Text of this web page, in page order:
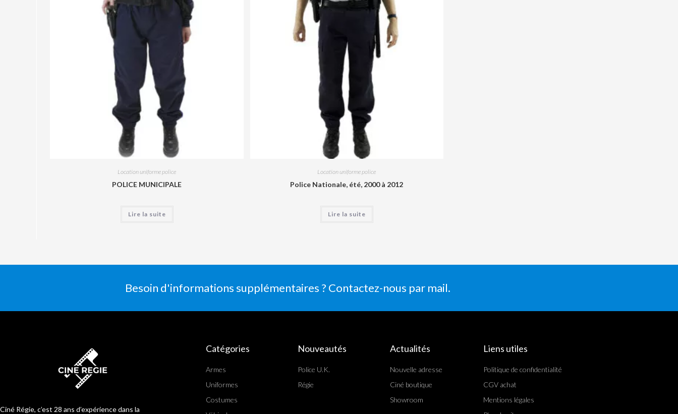
Location uniforme police
POLICE MUNICIPALE
Lire la suite
Location uniforme police
Police Nationale, été, 2000 à 2012
Lire la suite
Besoin d'informations supplémentaires ? Contactez-nous par mail.
Ciné Régie, c’est 28 ans d’expérience dans la
Catégories
Armes
Uniformes
Costumes
Nouveautés
Police U.K.
Régie
Actualités
Nouvelle adresse
Ciné boutique
Showroom
Liens utiles
Politique de confidentialité
CGV achat
Mentions légales